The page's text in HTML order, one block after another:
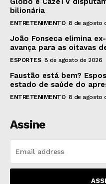
bilionária
ENTRETENIMENTO 8 de agosto
João Fonseca elimina
avança para as oitavas
ESPORTES 8 de agosto de 2026
Faustão está bem?
estado de saúde do
ENTRETENIMENTO 8 de agosto
Assine